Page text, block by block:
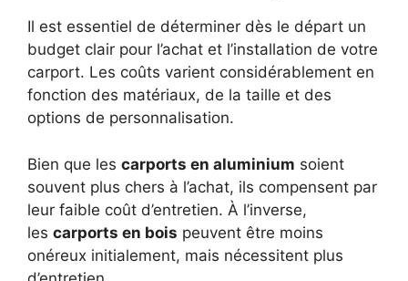
Il est essentiel de déterminer dès le départ un
budget clair pour l’achat et l’installation de votre
carport. Les coûts varient considérablement en
fonction des matériaux, de la taille et des
options de personnalisation.
Bien que les carports en aluminium soient
souvent plus chers à l’achat, ils compensent par
leur faible coût d’entretien. À l’inverse,
les carports en bois peuvent être moins
onéreux initialement, mais nécessitent plus